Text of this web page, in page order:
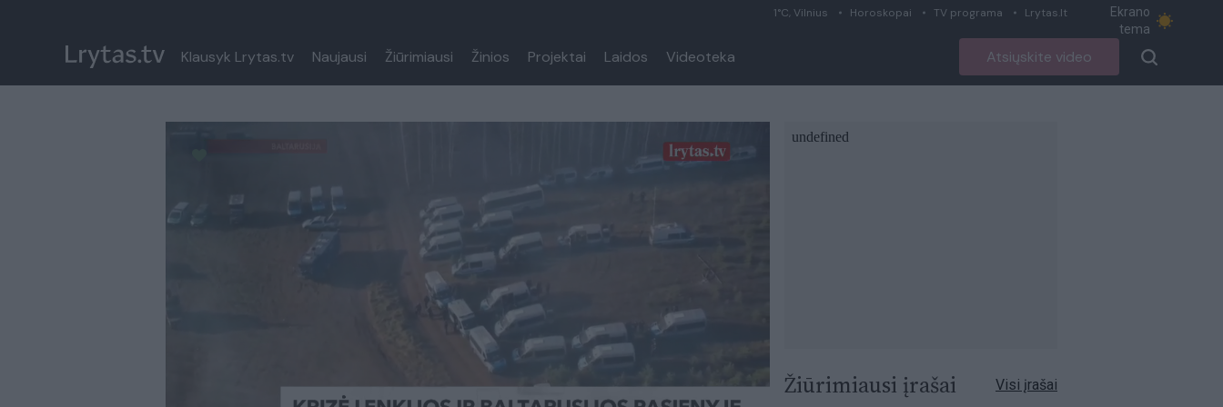
1°C, Vilnius Horoskopai TV programa Lrytas.lt
Ekrano
tema
Klausyk Lrytas.tv Naujausi Žiūrimiausi Žinios Projektai Laidos Videoteka Atsiųskite video
Žiūrimiausi įrašai Visi įrašai